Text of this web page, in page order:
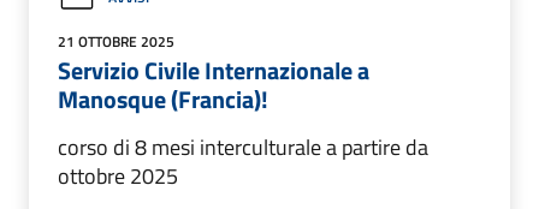
21 OTTOBRE 2025
Servizio Civile Internazionale a
Manosque (Francia)!
corso di 8 mesi interculturale a partire da
ottobre 2025